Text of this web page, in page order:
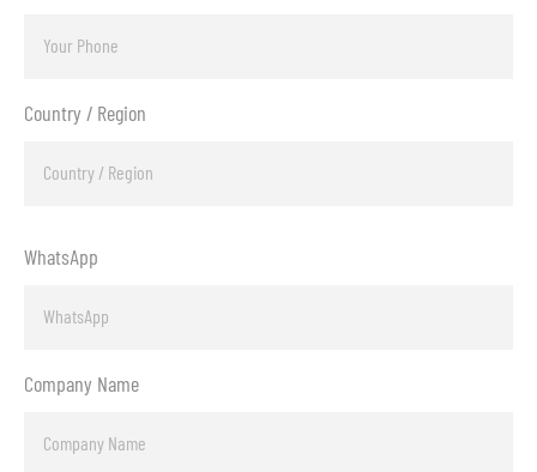
Country / Region
WhatsApp
Company Name